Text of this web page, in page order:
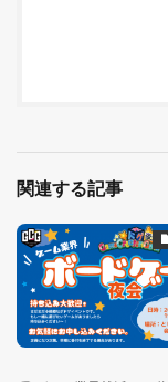
関連する記事